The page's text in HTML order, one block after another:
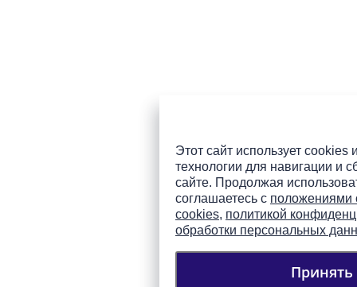
Этот сайт использует cookies
технологии для навигации и
сайте. Продолжая
соглашаетесь с положениями
cookies, политикой
обработки персональных
Принять